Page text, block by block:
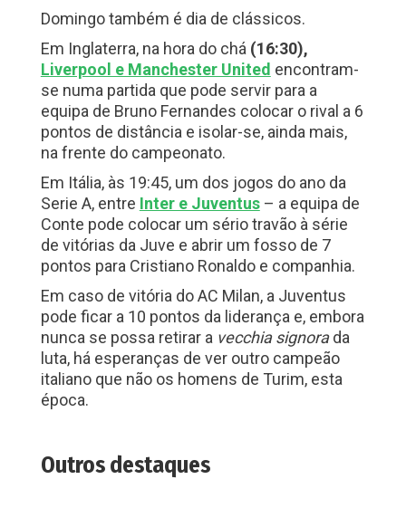
Domingotambém é dia de clássicos.
Em Inglaterra, na hora do chá (16:30),
Liverpool e Manchester United encontram-
se numa partida que pode servir para a
equipa de Bruno Fernandes colocar o rival a 6
pontos de distância e isolar-se, ainda mais,
na frente do campeonato.
Em Itália, às 19:45, um dos jogos do ano da
Serie A, entre Inter e Juventus– a equipa de
Conte pode colocar um sério travão à série
de vitórias da Juve e abrir um fosso de 7
pontos para Cristiano Ronaldo e companhia.
Em caso de vitória do AC Milan, a Juventus
pode ficar a 10 pontos da liderança e, embora
nunca se possa retirar a vecchia signorada
luta, há esperanças de ver outro campeão
italiano que não os homens de Turim, esta
época.
Outros destaques